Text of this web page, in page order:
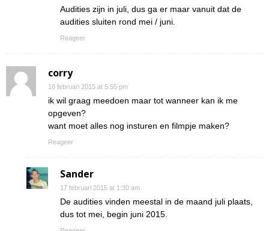
Audities zijn in juli, dus ga er maar vanuit dat de
audities sluiten rond mei / juni.
Reageer
corry
16 februari 2015 at 5:55 pm
ik wil graag meedoen maar tot wanneer kan ik me
opgeven?
want moet alles nog insturen en filmpje maken?
Reageer
Sander
17 februari 2015 at 1:30 am
De audities vinden meestal in de maand juli plaats,
dus tot mei, begin juni 2015.